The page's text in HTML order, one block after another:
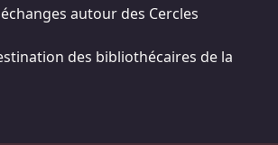
autour des Cercles
des bibliothécaires de la